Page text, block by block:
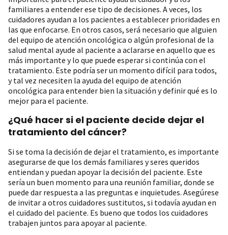
familiares a entender ese tipo de decisiones. A veces, los
cuidadores ayudan a los pacientes a establecer prioridades en
las que enfocarse. En otros casos, será necesario que alguien
del equipo de atención oncológica o algún profesional de la
salud mental ayude al paciente a aclararse en aquello que es
más importante y lo que puede esperar si continúa con el
tratamiento. Este podría ser un momento difícil para todos,
y tal vez necesiten la ayuda del equipo de atención
oncológica para entender bien la situación y definir qué es lo
mejor para el paciente.
¿Qué hacer si el paciente decide dejar el
tratamiento del cáncer?
Si se toma la decisión de dejar el tratamiento, es importante
asegurarse de que los demás familiares y seres queridos
entiendan y puedan apoyar la decisión del paciente. Este
sería un buen momento para una reunión familiar, donde se
puede dar respuesta a las preguntas e inquietudes. Asegúrese
de invitar a otros cuidadores sustitutos, si todavía ayudan en
el cuidado del paciente. Es bueno que todos los cuidadores
trabajen juntos para apoyar al paciente.